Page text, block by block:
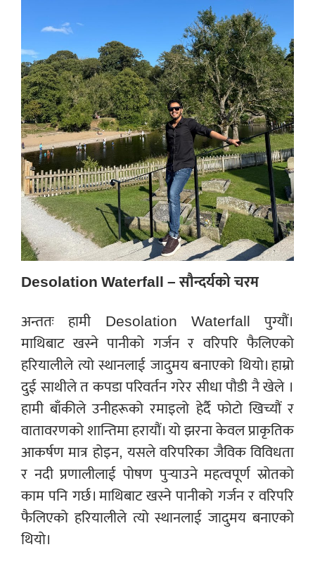
Desolation Waterfall – सौन्दर्यको चरम
अन्ततः हामी Desolation Waterfall पुग्यौं।
माथिबाट खस्ने पानीको गर्जन र वरिपरि फैलिएको
हरियालीले त्यो स्थानलाई जादुमय बनाएको थियो। हाम्रो
दुई साथीले त कपडा परिवर्तन गरेर सीधा पौडी नै खेले ।
हामी बाँकीले उनीहरूको रमाइलो हेर्दै फोटो खिच्यौं र
वातावरणको शान्तिमा हरायौं। यो झरना केवल प्राकृतिक
आकर्षण मात्र होइन, यसले वरिपरिका जैविक विविधता
र नदी प्रणालीलाई पोषण पुर्‍याउने महत्वपूर्ण स्रोतको
काम पनि गर्छ। माथिबाट खस्ने पानीको गर्जन र वरिपरि
फैलिएको हरियालीले त्यो स्थानलाई जादुमय बनाएको
थियो।